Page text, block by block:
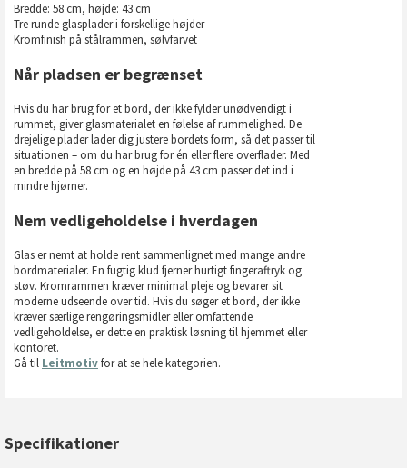
Bredde: 58 cm, højde: 43 cm
Tre runde glasplader i forskellige højder
Kromfinish på stålrammen, sølvfarvet
Når pladsen er begrænset
Hvis du har brug for et bord, der ikke fylder unødvendigt i
rummet, giver glasmaterialet en følelse af rummelighed. De
drejelige plader lader dig justere bordets form, så det passer til
situationen – om du har brug for én eller flere overflader. Med
en bredde på 58 cm og en højde på 43 cm passer det ind i
mindre hjørner.
Nem vedligeholdelse i hverdagen
Glas er nemt at holde rent sammenlignet med mange andre
bordmaterialer. En fugtig klud fjerner hurtigt fingeraftryk og
støv. Kromrammen kræver minimal pleje og bevarer sit
moderne udseende over tid. Hvis du søger et bord, der ikke
kræver særlige rengøringsmidler eller omfattende
vedligeholdelse, er dette en praktisk løsning til hjemmet eller
kontoret.
Gå til Leitmotivfor at se hele kategorien.
Specifikationer